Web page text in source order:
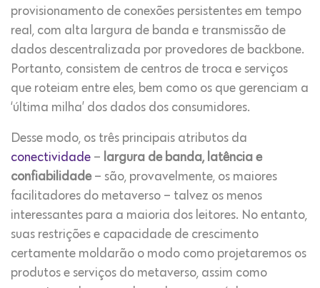
provisionamento de conexões persistentes em tempo
real, com alta largura de banda e transmissão de
dados descentralizada por provedores de backbone.
Portanto, consistem de centros de troca e serviços
que roteiam entre eles, bem como os que gerenciam a
‘última milha’ dos dados dos consumidores.
Desse modo, os três principais atributos da
conectividade – largura de banda, latência e
confiabilidade– são, provavelmente, os maiores
facilitadores do metaverso – talvez os menos
interessantes para a maioria dos leitores. No entanto,
suas restrições e capacidade de crescimento
certamente moldarão o modo como projetaremos os
produtos e serviços do metaverso, assim como